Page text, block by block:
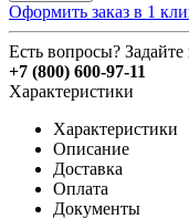
Оформить заказ в 1
Есть вопросы?
+7 (800) 600-97-11
Характеристики
Характеристики
Описание
Доставка
Оплата
Документы